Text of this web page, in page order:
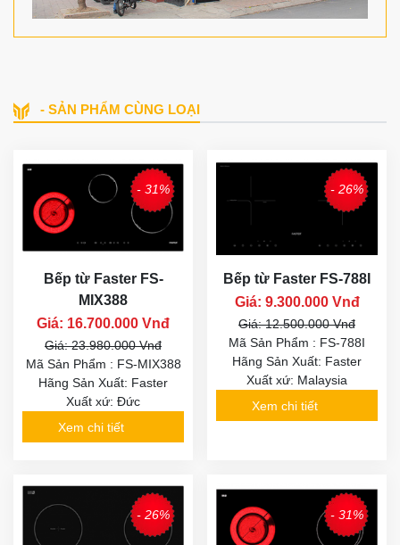
- SẢN PHẨM CÙNG LOẠI
- 31%
Bếp từ Faster FS-
MIX388
Giá: 16.700.000 Vnđ
Giá: 23.980.000 Vnđ
Mã Sản Phẩm : FS-MIX388
Hãng Sản Xuất: Faster
Xuất xứ: Đức
Xem chi tiết
- 26%
Bếp từ Faster FS-788I
Giá: 9.300.000 Vnđ
Giá: 12.500.000 Vnđ
Mã Sản Phẩm : FS-788I
Hãng Sản Xuất: Faster
Xuất xứ: Malaysia
Xem chi tiết
- 26% - 31%